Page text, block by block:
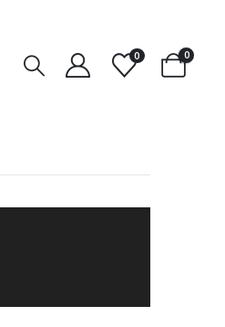
0 0